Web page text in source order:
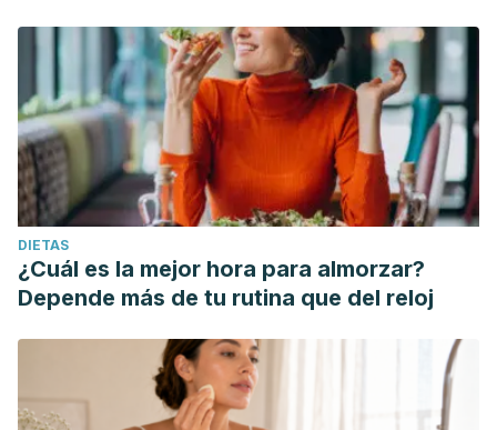
DIETAS
¿Cuál es la mejor hora para almorzar?
Depende más de tu rutina que del reloj